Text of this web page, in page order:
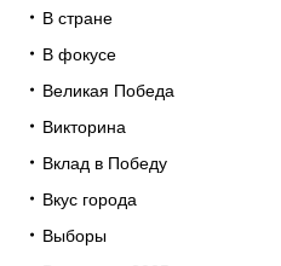
В стране
В фокусе
Великая Победа
Викторина
Вклад в Победу
Вкус города
Выборы